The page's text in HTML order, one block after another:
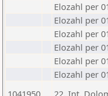
Elozahl per
Elozahl per
Elozahl per
Elozahl per
Elozahl per
Elozahl per
1041950
22. Int.